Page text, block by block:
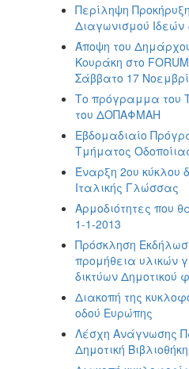
Περίληψη
Διαγωνισμού
Άποψη του
Κουράκη στο
Σάββατο 17
Το πρόγραμμα του
του ΔΟΠΑΦΜΑΗ
Εβδομαδιαίο
Τμήματος
Έναρξη 2ου
Ιταλικής Γλώσσας
Αρμοδιότητες που
1-1-2013
Πρόσκληση
προμήθεια υλικών
δικτύων Δημοτικού
Διακοπή της
οδού Ευρώπης
Λέσχη Ανάγνωσης
Δημοτική Βιβλιοθήκη